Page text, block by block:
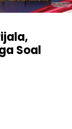
Soal